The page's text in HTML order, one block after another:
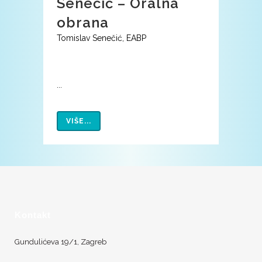
obrana
Tomislav Senečić, EABP
VIŠE...
Gundulićeva 19/1, Zagreb